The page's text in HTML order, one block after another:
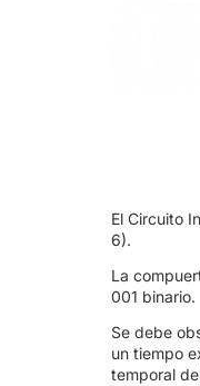
El Circuito
6).
La
001 binario.
Se debe
un tiempo
temporal